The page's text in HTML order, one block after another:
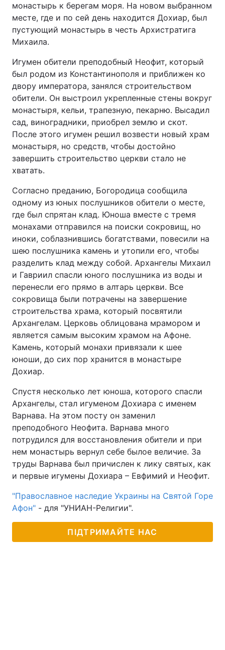
монастырь к берегам моря. На новом выбранном
месте, где и по сей день находится Дохиар, был
пустующий монастырь в честь Архистратига
Михаила.
Игумен обители преподобный Неофит, который
был родом из Константинополя и приближен ко
двору императора, занялся строительством
обители. Он выстроил укрепленные стены вокруг
монастыря, кельи, трапезную, пекарню. Высадил
сад, виноградники, приобрел землю и скот.
После этого игумен решил возвести новый храм
монастыря, но средств, чтобы достойно
завершить строительство церкви стало не
хватать.
Согласно преданию, Богородица сообщила
одному из юных послушников обители о месте,
где был спрятан клад. Юноша вместе с тремя
монахами отправился на поиски сокровищ, но
иноки, соблазнившись богатствами, повесили на
шею послушника камень и утопили его, чтобы
разделить клад между собой. Архангелы Михаил
и Гавриил спасли юного послушника из воды и
перенесли его прямо в алтарь церкви. Все
сокровища были потрачены на завершение
строительства храма, который посвятили
Архангелам. Церковь облицована мрамором и
является самым высоким храмом на Афоне.
Камень, который монахи привязали к шее
юноши, до сих пор хранится в монастыре
Дохиар.
Спустя несколько лет юноша, которого спасли
Архангелы, стал игуменом Дохиара с именем
Варнава. На этом посту он заменил
преподобного Неофита. Варнава много
потрудился для восстановления обители и при
нем монастырь вернул себе былое величие. За
труды Варнава был причислен к лику святых, как
и первые игумены Дохиара – Евфимий и Неофит.
"Православное наследие Украины на Святой Горе
Афон" - для "УНИАН-Религии".
ПІДТРИМАЙТЕ НАС